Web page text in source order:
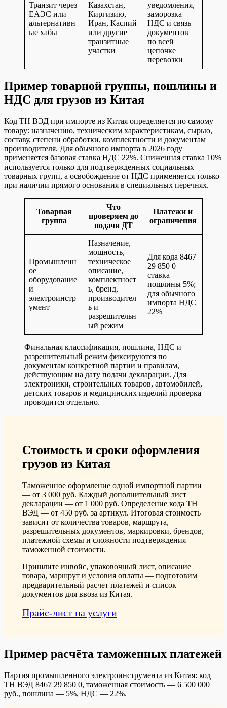
Транзит через
ЕАЭС или
альтернативн
ые хабы
Казахстан,
Киргизию,
Иран, Каспий
или другие
транзитные
участки
уведомления,
заморозка
НДС и связь
документов
по всей
цепочке
перевозки
Пример товарной группы, пошлины и
НДС для грузов из Китая
Код ТН ВЭД при импорте из Китая определяется по самому
товару: назначению, техническим характеристикам, сырью,
составу, степени обработки, комплектности и документам
производителя. Для обычного импорта в 2026 году
применяется базовая ставка НДС 22%. Сниженная ставка 10%
используется только для подтвержденных социальных
товарных групп, а освобождение от НДС применяется только
при наличии прямого основания в специальных перечнях.
Товарная
группа
Что
проверяем до
подачи ДТ
Платежи и
ограничения
Промышленн
ое
оборудование
и
электроинстр
умент
Назначение,
мощность,
техническое
описание,
комплектност
ь, бренд,
производител
ь и
разрешительн
ый режим
Для кода 8467
29 850 0
ставка
пошлины 5%;
для обычного
импорта НДС
22%
Финальная классификация, пошлина, НДС и
разрешительный режим фиксируются по
документам конкретной партии и правилам,
действующим на дату подачи декларации. Для
электроники, строительных товаров, автомобилей,
детских товаров и медицинских изделий проверка
проводится отдельно.
Стоимость и сроки оформления
грузов из Китая
Таможенное оформление одной импортной партии
— от 3 000 руб. Каждый дополнительный лист
декларации — от 1 000 руб. Определение кода ТН
ВЭД — от 450 руб. за артикул. Итоговая стоимость
зависит от количества товаров, маршрута,
разрешительных документов, маркировки, брендов,
платежной схемы и сложности подтверждения
таможенной стоимости.
Пришлите инвойс, упаковочный лист, описание
товара, маршрут и условия оплаты — подготовим
предварительный расчет платежей и список
документов для ввоза из Китая.
Прайс-лист на услуги
Пример расчёта таможенных платежей
Партия промышленного электроинструмента из Китая: код
ТН ВЭД 8467 29 850 0, таможенная стоимость — 6 500 000
руб., пошлина — 5%, НДС — 22%.